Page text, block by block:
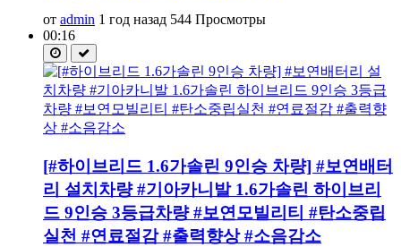
от admin 1 год назад 544 Просмотры
00:16
[#하이브리드 1.6가솔린 9인승 차량] #보연배터
리 설치차량 #기아카니발 1.6가솔린 하이브리
드 9인승 3등급차량 #보연모빌리티 #탄소중립
실천 #연료절감 #출력향상 #소음감소